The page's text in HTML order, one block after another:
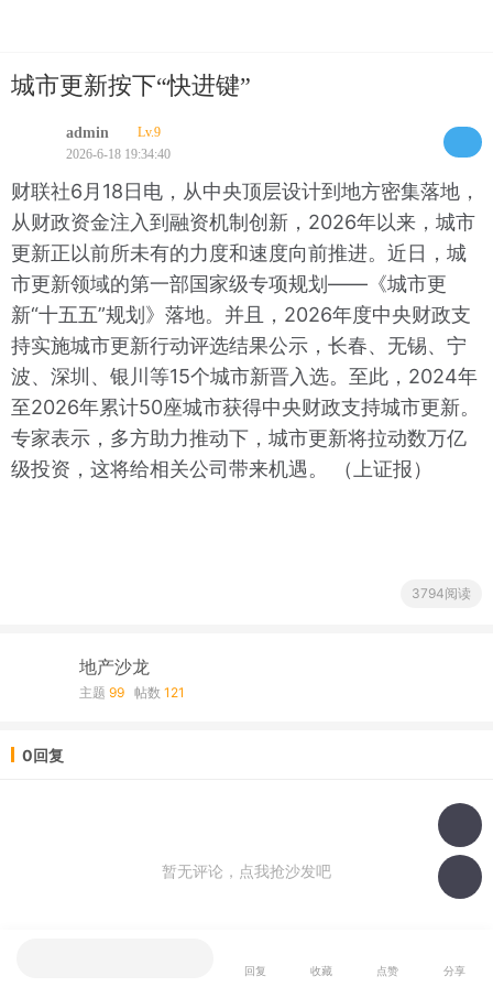
城市更新按下“快进键”
admin
Lv.9
2026-6-18 19:34:40
财联社6月18日电，从中央顶层设计到地方密集落地，
从财政资金注入到融资机制创新，2026年以来，城市
更新正以前所未有的力度和速度向前推进。近日，城
市更新领域的第一部国家级专项规划——《城市更
新“十五五”规划》落地。并且，2026年度中央财政支
持实施城市更新行动评选结果公示，长春、无锡、宁
波、深圳、银川等15个城市新晋入选。至此，2024年
至2026年累计50座城市获得中央财政支持城市更新。
专家表示，多方助力推动下，城市更新将拉动数万亿
级投资，这将给相关公司带来机遇。 （上证报）
3794阅读
地产沙龙
主题 99 帖数 121
0回复
暂无评论，点我抢沙发吧
回复 收藏 点赞 分享